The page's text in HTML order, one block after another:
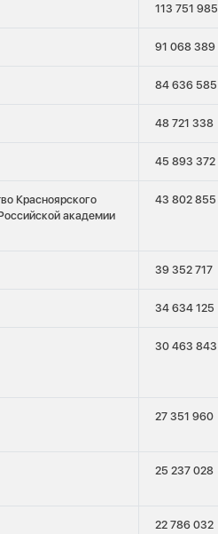
113 751 985
91 068 389
84 636 585
48 721 338
45 893 372
Красноярского
академии
43 802 855
39 352 717
34 634 125
30 463 843
27 351 960
25 237 028
22 786 032